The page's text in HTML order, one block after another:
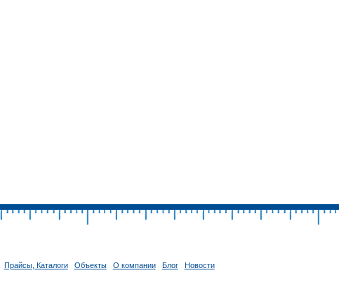
Прайсы, Каталоги Объекты О компании Блог Новости